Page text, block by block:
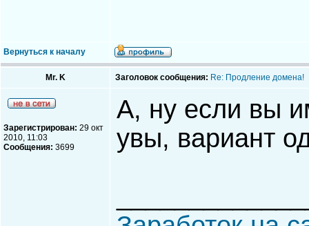
Вернуться к началу
Mr. K Заголовок сообщения: Re: Продление домена!
Зарегистрирован: 29 окт
2010, 11:03
Сообщения: 3699
А, ну если вы
увы, вариант